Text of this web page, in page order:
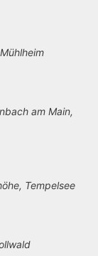
am Main,
Tempelsee